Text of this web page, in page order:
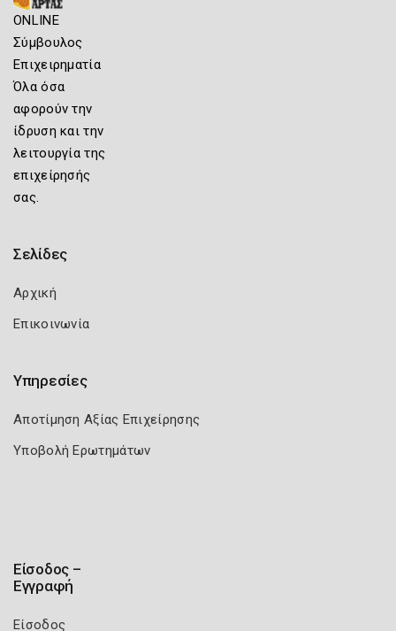
ONLINE
Σύμβουλος
Επιχειρηματία
Όλα όσα
αφορούν την
ίδρυση και την
λειτουργία της
επιχείρησής
σας.
Σελίδες
Αρχική
Επικοινωνία
Υπηρεσίες
Αποτίμηση Αξίας Επιχείρησης
Υποβολή Ερωτημάτων
Είσοδος –
Εγγραφή
Είσοδος